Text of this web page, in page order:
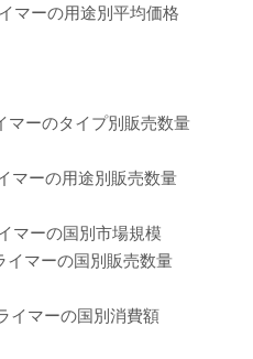
マーの用途別平均価格
マーのタイプ別販売数量
マーの用途別販売数量
マーの国別市場規模
イマーの国別販売数量
イマーの国別消費額